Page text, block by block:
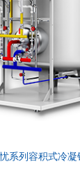
系列容积式冷凝